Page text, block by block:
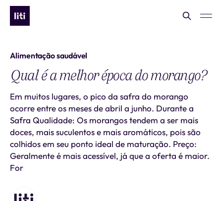
Alimentação saudável
Qual é a melhor época do morango?
Em muitos lugares, o pico da safra do morango
ocorre entre os meses de abril a junho. Durante a
Safra Qualidade: Os morangos tendem a ser mais
doces, mais suculentos e mais aromáticos, pois são
colhidos em seu ponto ideal de maturação. Preço:
Geralmente é mais acessível, já que a oferta é maior.
For